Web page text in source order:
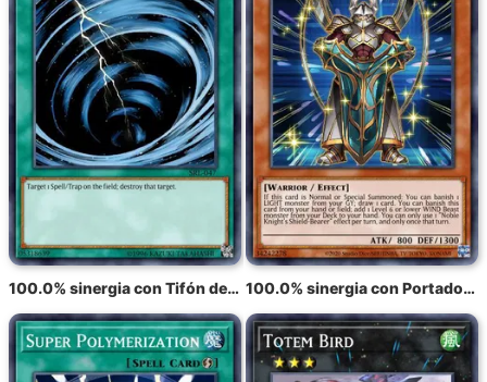
100.0% sinergia con Tifón del Espacio Místico 100.0% sinergia con Portador de Escudo de Noble Caballero